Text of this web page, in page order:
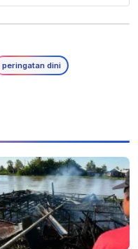
peringatan dini